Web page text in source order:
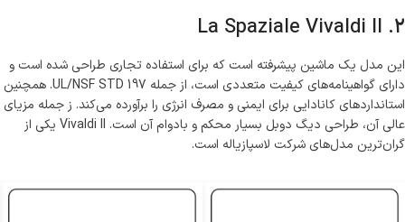
2. La Spaziale Vivaldi II
این مدل یک ماشین پیشرفته است که برای استفاده تجاری طراحی شده است و
دارای گواهینامه‌های کیفیت متعددی است، از جمله UL/NSF STD 197. همچنین
استانداردهای کانادایی برای ایمنی و مصرف انرژی را برآورده می‌کند. ز جمله مزیای
عالی آن، طراحی دیگ دوبل بسیار محکم و بادوام آن است. Vivaldi II یکی از
گران‌ترین مدل‌های شرکت لاسپازیاله است.